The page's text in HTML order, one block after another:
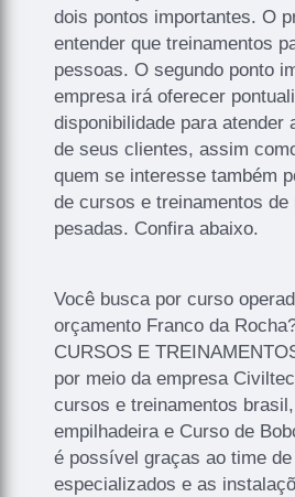
dois pontos importantes. O
entender que treinamentos
pessoas. O segundo ponto
empresa irá oferecer
disponibilidade para atender
de seus clientes, assim
quem se interesse também
de cursos e treinamentos de
pesadas. Confira abaixo.
Você busca por curso
orçamento Franco da
CURSOS E
por meio da empresa
cursos e treinamentos
empilhadeira e Curso de
é possível graças ao time
especializados e as